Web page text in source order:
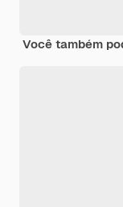
Você também